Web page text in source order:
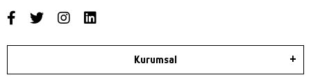
Kurumsal